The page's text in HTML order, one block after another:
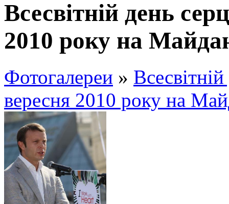
Всесвітній день
2010 року на
Фотогалереи »
вересня 2010 року на